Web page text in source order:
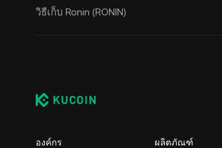
วิธีเก็บ Ronin (RONIN)
องค์กร ผลิตภัณฑ์